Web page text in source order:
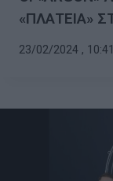
«ΠΛΑΤΕΙΑ»
23/02/2024 , 10:41